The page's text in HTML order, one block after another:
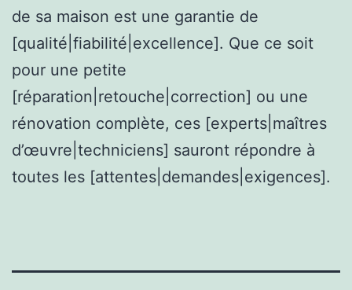
de sa maison est une garantie de
[qualité|fiabilité|excellence]. Que ce soit
pour une petite
[réparation|retouche|correction] ou une
rénovation complète, ces [experts|maîtres
d’œuvre|techniciens] sauront répondre à
toutes les [attentes|demandes|exigences].